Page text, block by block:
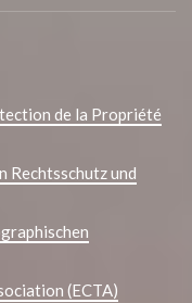
de la Propriété
Rechtsschutz und
(ECTA)